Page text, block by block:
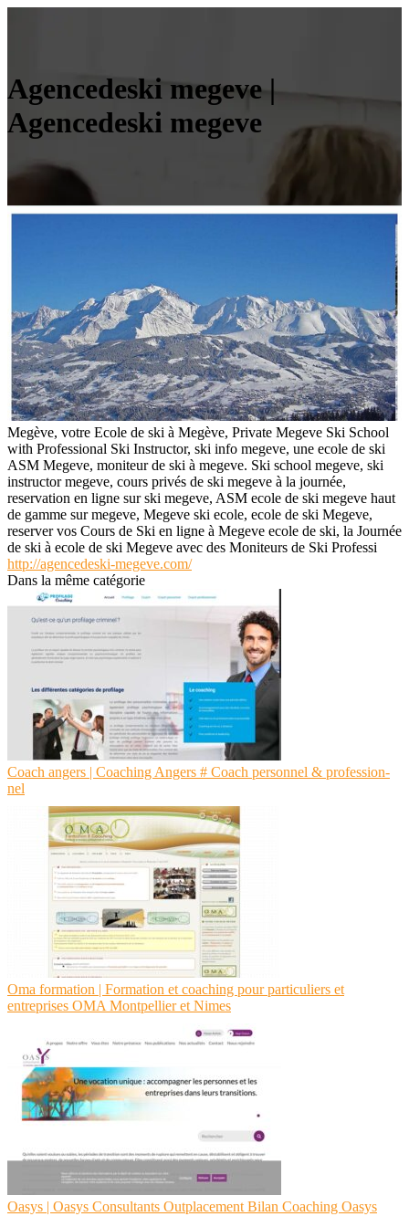
Agencedeski megeve |
Agencedeski megeve
Megève, votre Ecole de ski à Megève, Private Megeve Ski School
with Professional Ski Instructor, ski info megeve, une ecole de ski
ASM Megeve, moniteur de ski à megeve. Ski school megeve, ski
instructor megeve, cours privés de ski megeve à la journée,
reservation en ligne sur ski megeve, ASM ecole de ski megeve haut
de gamme sur megeve, Megeve ski ecole, ecole de ski Megeve,
reserver vos Cours de Ski en ligne à Megeve ecole de ski, la Journée
de ski à ecole de ski Megeve avec des Moniteurs de Ski Professi
http://agencedeski-megeve.com/
Dans la même catégorie
Coach angers | Coaching Angers # Coach personnel & profes­sion­
nel
Oma formation | Formation et coaching pour par­ticu­liers et
entreprises OMA Montpellier et Nimes
Oasys | Oasys Consultants Outplace­ment Bilan Coaching Oasys